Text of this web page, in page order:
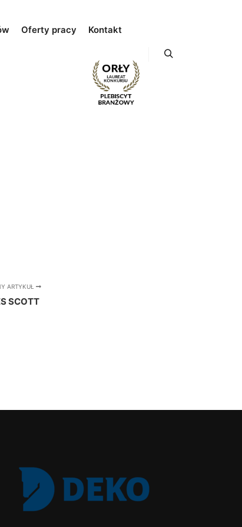
Oferty pracy Kontakt
ARTYKUŁ
SCOTT